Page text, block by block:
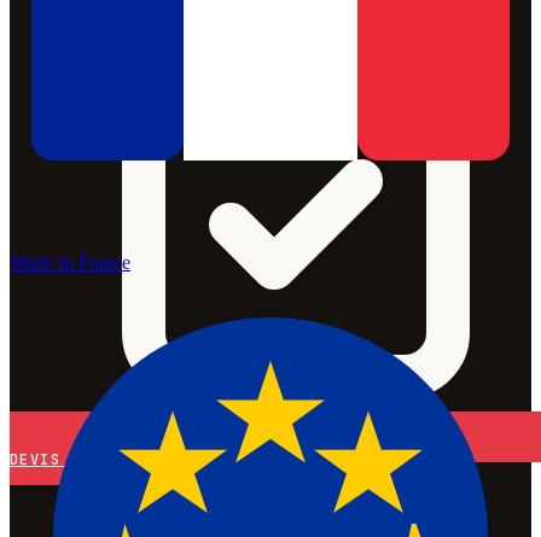
DEVIS
Made In France